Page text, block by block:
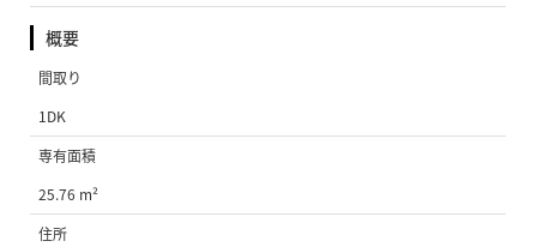
概要
間取り
1DK
専有面積
25.76 m²
住所